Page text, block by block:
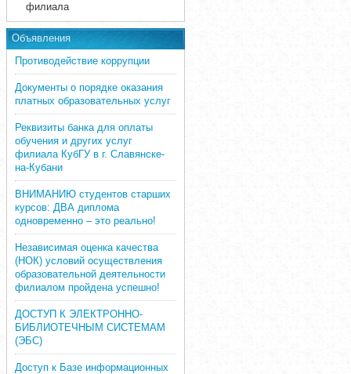
филиала
Объявления
Противодействие коррупции
Документы о порядке оказания
платных образовательных услуг
Реквизиты банка для оплаты
обучения и других услуг
филиала КубГУ в г. Славянске-
на-Кубани
ВНИМАНИЮ студентов старших
курсов: ДВА диплома
одновременно – это реально!
Независимая оценка качества
(НОК) условий осуществления
образовательной деятельности
филиалом пройдена успешно!
ДОСТУП К ЭЛЕКТРОННО-
БИБЛИОТЕЧНЫМ СИСТЕМАМ
(ЭБС)
Доступ к Базе информационных